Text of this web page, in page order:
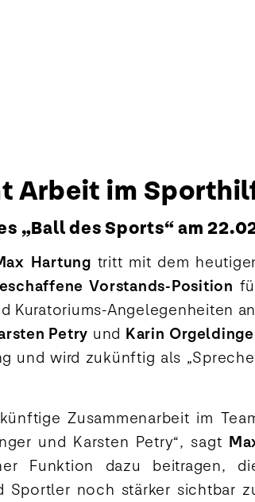
Arbeit im
„Ball des Sports“ am
Hartung tritt mit dem
Vorstands-Position
Kuratoriums-Angelegenheiten
Petry und Karin
und wird zukünftig als
Zusammenarbeit im
und Karsten Petry“, sagt
Funktion dazu beitragen,
Sportler noch stärker sichtbar